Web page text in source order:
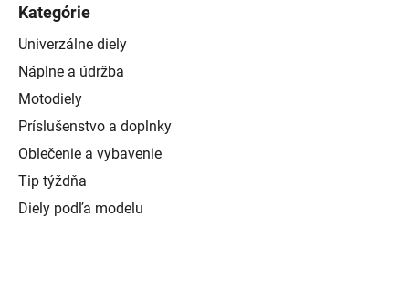
Kategórie
Univerzálne diely
Náplne a údržba
Motodiely
Príslušenstvo a doplnky
Oblečenie a vybavenie
Tip týždňa
Diely podľa modelu